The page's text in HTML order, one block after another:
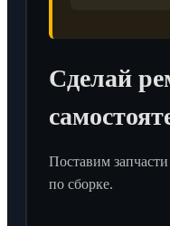
Сделай
Поставим
по сборке.